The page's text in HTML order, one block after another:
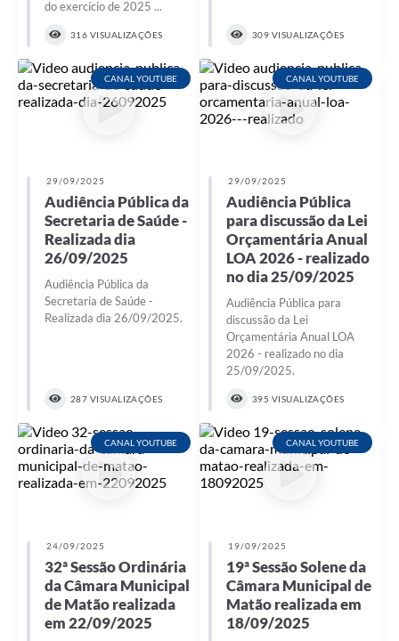
do exercício de 2025 ...
316 VISUALIZAÇÕES 309 VISUALIZAÇÕES
CANAL YOUTUBE
29/09/2025
Audiência Pública da
Secretaria de Saúde -
Realizada dia
26/09/2025
Audiência Pública da
Secretaria de Saúde -
Realizada dia 26/09/2025.
287 VISUALIZAÇÕES
CANAL YOUTUBE
29/09/2025
Audiência Pública
para discussão da Lei
Orçamentária Anual
LOA 2026 - realizado
no dia 25/09/2025
Audiência Pública para
discussão da Lei
Orçamentária Anual LOA
2026 - realizado no dia
25/09/2025.
395 VISUALIZAÇÕES
CANAL YOUTUBE
24/09/2025
32ª Sessão Ordinária
da Câmara Municipal
de Matão realizada
em 22/09/2025
CANAL YOUTUBE
19/09/2025
19ª Sessão Solene da
Câmara Municipal de
Matão realizada em
18/09/2025